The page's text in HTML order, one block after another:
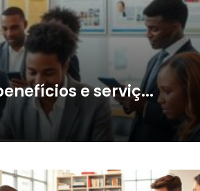
e serviç...